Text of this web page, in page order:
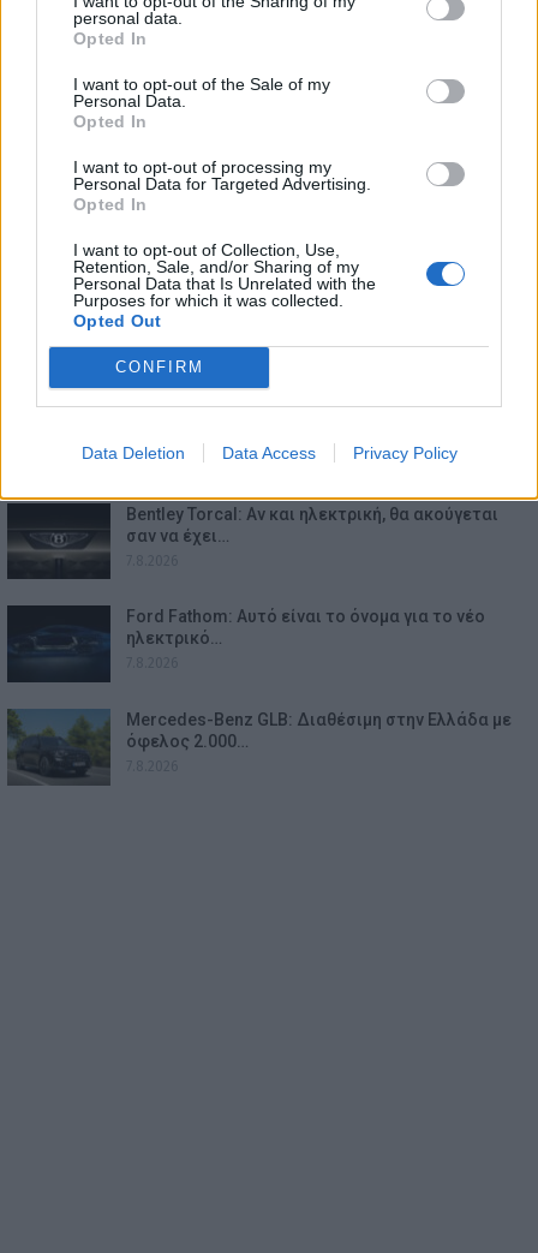
personal data.
Opted In
I want to opt-out of the Sale of my
Personal Data.
Opted In
I want to opt-out of processing my
Personal Data for Targeted Advertising.
Opted In
I want to opt-out of Collection, Use,
Retention, Sale, and/or Sharing of my
Personal Data that Is Unrelated with the
Purposes for which it was collected.
Opted Out
CONFIRM
Data Deletion Data Access Privacy Policy
ΕΠΙΚΑΙΡΟΤΗΤΑ
Bugatti Destrier: «Γλυπτό» 1.600 ίππων
Ο Alain Favey αποκλειστικά στα Auto Express /
7.8.2026
Bentley Torcal: Αν και ηλεκτρική, θα ακούγεται
σαν να έχει…
Ford Fathom: Αυτό είναι το όνομα για το νέο
ηλεκτρικό…
Mercedes-Benz GLB: Διαθέσιμη στην Ελλάδα με
όφελος 2.000…